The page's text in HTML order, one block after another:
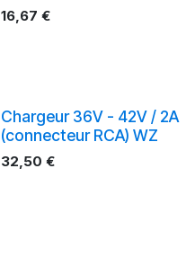
16,67 €
Chargeur 36V - 42V / 2A
(connecteur RCA) WZ
32,50 €